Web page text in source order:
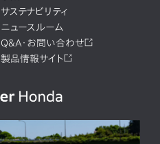
サステナビリティ
ニュースルーム
Q&A・お問い合わせ
製品情報サイト